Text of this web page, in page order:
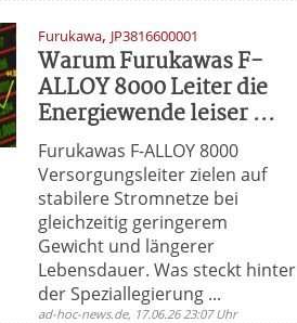
Furukawa, JP3816600001
Warum Furukawas F-
ALLOY 8000 Leiter die
Energiewende leiser ...
Furukawas F-ALLOY 8000
Versorgungsleiter zielen auf
stabilere Stromnetze bei
gleichzeitig geringerem
Gewicht und längerer
Lebensdauer. Was steckt hinter
der Speziallegierung ...
ad-hoc-news.de, 17.06.26 23:07 Uhr